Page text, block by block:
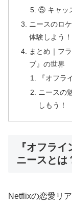
⑤ キャッ
ニースのロ
体験しよう！
まとめ｜フ
ブ』の世界
『オフラ
ニースの
しもう！
『オフラ
ニースとは
Netflixの恋愛リ